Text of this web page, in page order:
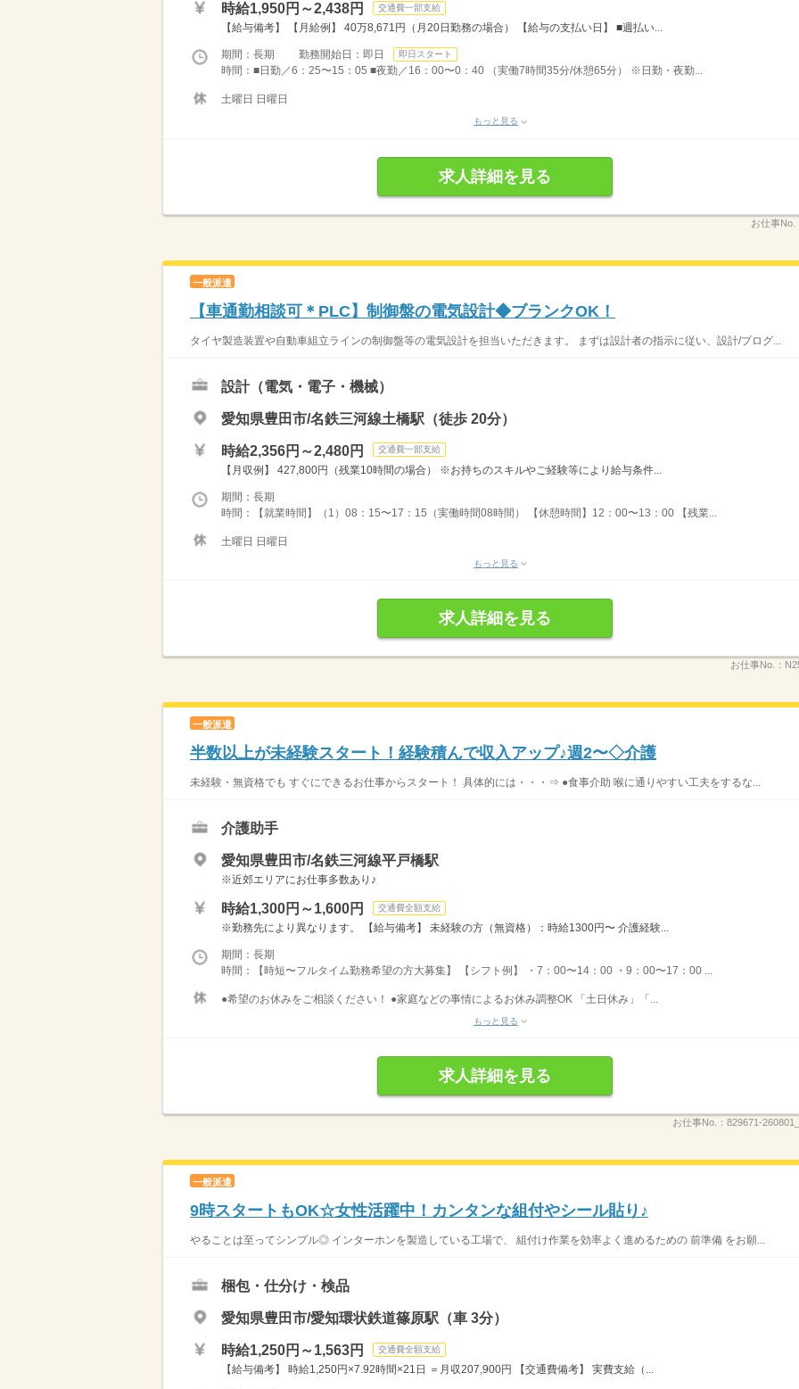
時給1,950円～2,438円 交通費一部支給
【給与備考】 【月給例】 40万8,671円（月20日勤務の場合） 【給与の支払い日】 ■週払い...
期間：長期 勤務開始日：即日 即日スタート
時間：■日勤／6：25〜15：05 ■夜勤／16：00〜0：40 （実働7時間35分/休憩65分） ※日勤・夜勤...
土曜日 日曜日
もっと見る
求人詳細を見る
お仕事No.
一般派遣
【車通勤相談可＊PLC】制御盤の電気設計◆ブランクOK！
タイヤ製造装置や自動車組立ラインの制御盤等の電気設計を担当いただきます。 まずは設計者の指示に従い、設計/プログ...
設計（電気・電子・機械）
愛知県豊田市/名鉄三河線土橋駅（徒歩 20分）
時給2,356円～2,480円 交通費一部支給
【月収例】 427,800円（残業10時間の場合） ※お持ちのスキルやご経験等により給与条件...
期間：長期
時間：【就業時間】（1）08：15〜17：15（実働時間08時間） 【休憩時間】12：00〜13：00 【残業...
土曜日 日曜日
もっと見る
求人詳細を見る
お仕事No.：
一般派遣
半数以上が未経験スタート！経験積んで収入アップ♪週2〜◇介護
未経験・無資格でも すぐにできるお仕事からスタート！ 具体的には・・・⇒ ●食事介助 喉に通りやすい工夫をするな...
介護助手
愛知県豊田市/名鉄三河線平戸橋駅
※近郊エリアにお仕事多数あり♪
時給1,300円～1,600円 交通費全額支給
※勤務先により異なります。 【給与備考】 未経験の方（無資格）：時給1300円〜 介護経験...
期間：長期
時間：【時短〜フルタイム勤務希望の方大募集】 【シフト例】 ・7：00〜14：00 ・9：00〜17：00 ...
●希望のお休みをご相談ください！ ●家庭などの事情によるお休み調整OK 「土日休み」「...
もっと見る
求人詳細を見る
お仕事No.： 829671-
一般派遣
9時スタートもOK☆女性活躍中！カンタンな組付やシール貼り♪
やることは至ってシンプル◎ インターホンを製造している工場で、 組付け作業を効率よく進めるための 前準備 をお願...
梱包・仕分け・検品
愛知県豊田市/愛知環状鉄道篠原駅（車 3分）
時給1,250円～1,563円 交通費全額支給
【給与備考】 時給1,250円×7.92時間×21日 ＝月収207,900円 【交通費備考】 実費支給（...